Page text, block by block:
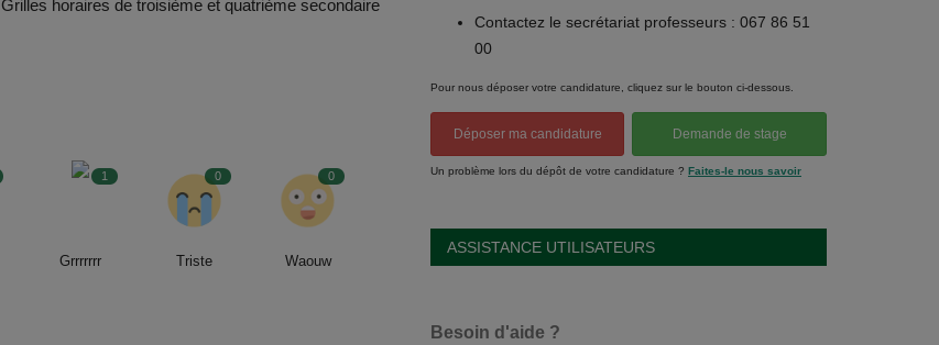
Grilles horaires de troisième et quatrième secondaire
1
Grrrrrrr
0
Triste
0
Waouw
Contactez le secrétariat professeurs : 067 86 51
00
Pour nous déposer votre candidature, cliquez sur le bouton ci-dessous.
Déposer ma candidature Demande de stage
Un problème lors du dépôt de votre candidature ? Faites-le nous savoir
ASSISTANCE UTILISATEURS
Besoin d'aide ?